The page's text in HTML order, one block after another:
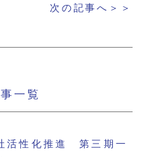
次の記事へ＞＞
一覧
活性化推進 第三期一